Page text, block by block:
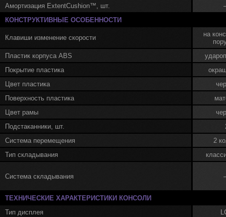
Амортизация ExtentCushion™, шт.
КОНСТРУКТИВНЫЕ ОСОБЕННОСТИ
Клавиши изменение скорости
на
Пластик корпуса ABS
Покрытие пластика
Цвет пластика
Поверхность пластика
Цвет рамы
Подстаканники, шт.
Система перемещения
2
Тип складывания
Система складывания
ТЕХНИЧЕСКИЕ ХАРАКТЕРИСТИКИ КОНСОЛИ
Тип дисплея